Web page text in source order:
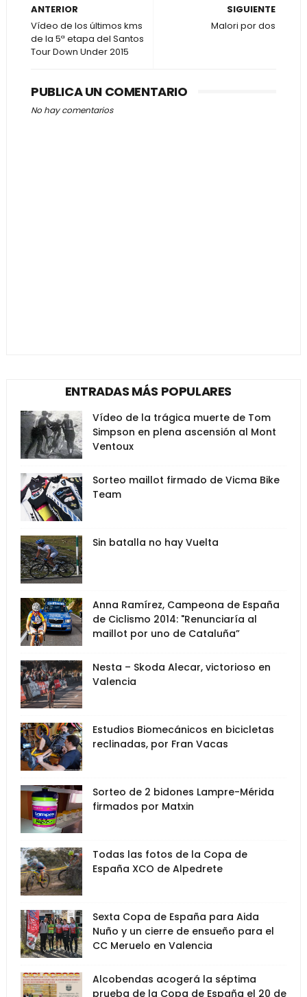
SIGUIENTE
Malori por dos
ANTERIOR
Vídeo de los últimos kms
de la 5ª etapa del Santos
Tour Down Under 2015
PUBLICA UN COMENTARIO
No hay comentarios
ENTRADAS MÁS POPULARES
Vídeo de la trágica muerte de Tom
Simpson en plena ascensión al Mont
Ventoux
Sorteo maillot firmado de Vicma Bike
Team
Sin batalla no hay Vuelta
Anna Ramírez, Campeona de España
de Ciclismo 2014: "Renunciaría al
maillot por uno de Cataluña”
Nesta – Skoda Alecar, victorioso en
Valencia
Estudios Biomecánicos en bicicletas
reclinadas, por Fran Vacas
Sorteo de 2 bidones Lampre-Mérida
firmados por Matxin
Todas las fotos de la Copa de
España XCO de Alpedrete
Sexta Copa de España para Aida
Nuño y un cierre de ensueño para el
CC Meruelo en Valencia
Alcobendas acogerá la séptima
prueba de la Copa de España el 20 de